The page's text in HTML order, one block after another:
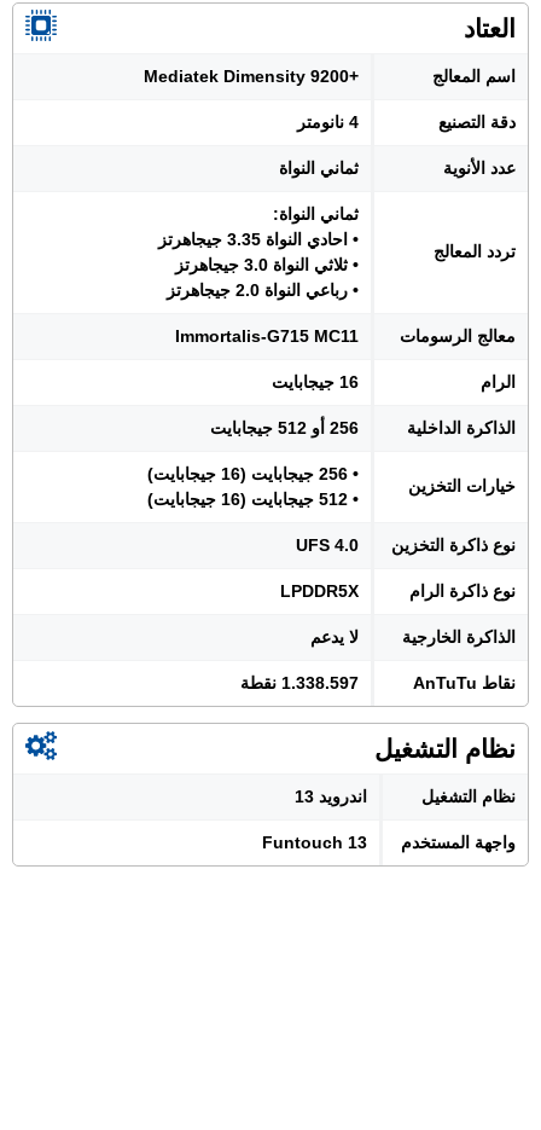
العتاد
اسم المعالج +Mediatek Dimensity 9200
دقة التصنيع 4 نانومتر
عدد الأنوية ثماني النواة
تردد المعالج
ثماني النواة:
• احادي النواة 3.35 جيجاهرتز
• ثلاثي النواة 3.0 جيجاهرتز
• رباعي النواة 2.0 جيجاهرتز
معالج الرسومات Immortalis-G715 MC11
الرام 16 جيجابايت
الذاكرة الداخلية 256 أو 512 جيجابايت
خيارات التخزين
• 256 جيجابايت (16 جيجابايت)
• 512 جيجابايت (16 جيجابايت)
نوع ذاكرة التخزين UFS 4.0
نوع ذاكرة الرام LPDDR5X
الذاكرة الخارجية لا يدعم
نقاط AnTuTu 1.338.597 نقطة
نظام التشغيل
نظام التشغيل اندرويد 13
واجهة المستخدم Funtouch 13